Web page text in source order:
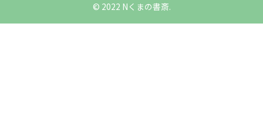
© 2022 Nくまの書斎.